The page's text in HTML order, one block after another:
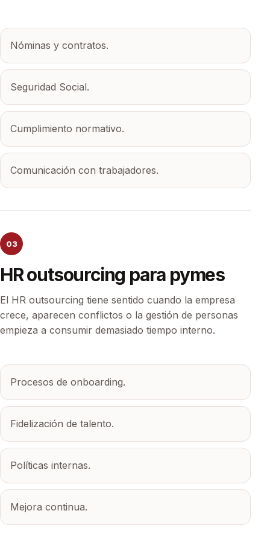
Nóminas y contratos.
Seguridad Social.
Cumplimiento normativo.
Comunicación con trabajadores.
03
HR outsourcing para pymes
El HR outsourcing tiene sentido cuando la empresa
crece, aparecen conflictos o la gestión de personas
empieza a consumir demasiado tiempo interno.
Procesos de onboarding.
Fidelización de talento.
Políticas internas.
Mejora continua.